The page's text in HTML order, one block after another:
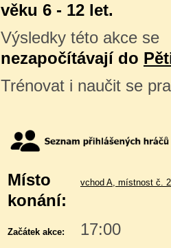
věku 6 - 12 let.
Výsledky této akce se
nezapočítávají do
Trénovat i naučit se
Místo
konání:
vchod A, místnost č.
Začátek akce: 17:00